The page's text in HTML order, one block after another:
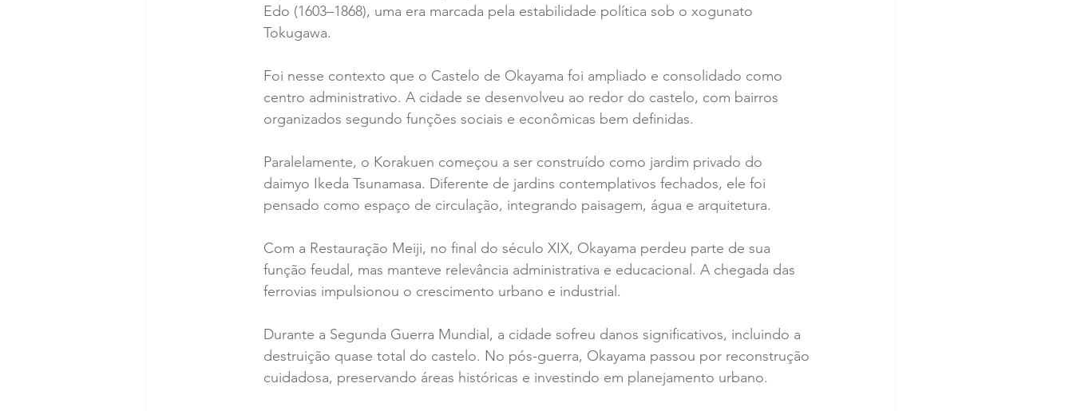
Edo (1603–1868), uma era marcada pela estabilidade política sob o xogunato
Tokugawa.
Foi nesse contexto que o Castelo de Okayama foi ampliado e consolidado como
centro administrativo. A cidade se desenvolveu ao redor do castelo, com bairros
organizados segundo funções sociais e econômicas bem definidas.
Paralelamente, o Korakuen começou a ser construído como jardim privado do
daimyo Ikeda Tsunamasa. Diferente de jardins contemplativos fechados, ele foi
pensado como espaço de circulação, integrando paisagem, água e arquitetura.
Com a Restauração Meiji, no final do século XIX, Okayama perdeu parte de sua
função feudal, mas manteve relevância administrativa e educacional. A chegada das
ferrovias impulsionou o crescimento urbano e industrial.
Durante a Segunda Guerra Mundial, a cidade sofreu danos significativos, incluindo a
destruição quase total do castelo. No pós-guerra, Okayama passou por reconstrução
cuidadosa, preservando áreas históricas e investindo em planejamento urbano.